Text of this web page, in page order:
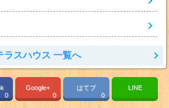
ラスハウス 一覧へ
0
Google+
0
はてブ
0
LINE